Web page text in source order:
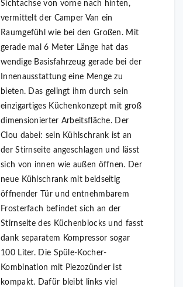
Sichtachse von vorne nach hinten,
vermittelt der Camper Van ein
Raumgefühl wie bei den Großen. Mit
gerade mal 6 Meter Länge hat das
wendige Basisfahrzeug gerade bei der
Innenausstattung eine Menge zu
bieten. Das gelingt ihm durch sein
einzigartiges Küchenkonzept mit groß
dimensionierter Arbeitsfläche. Der
Clou dabei: sein Kühlschrank ist an
der Stirnseite angeschlagen und lässt
sich von innen wie außen öffnen. Der
neue Kühlschrank mit beidseitig
öffnender Tür und entnehmbarem
Frosterfach befindet sich an der
Stirnseite des Küchenblocks und fasst
dank separatem Kompressor sogar
100 Liter. Die Spüle-Kocher-
Kombination mit Piezozünder ist
kompakt. Dafür bleibt links viel